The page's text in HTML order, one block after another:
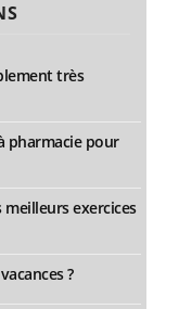
très
pharmacie pour
exercices
?